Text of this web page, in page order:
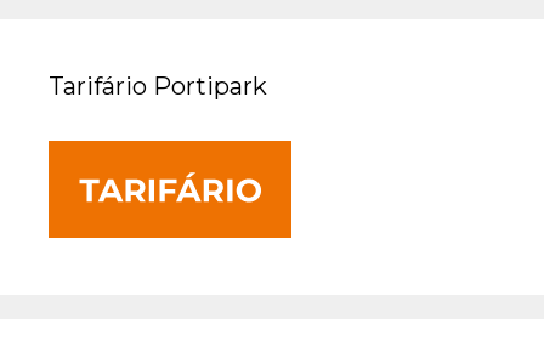
Tarifário Portipark